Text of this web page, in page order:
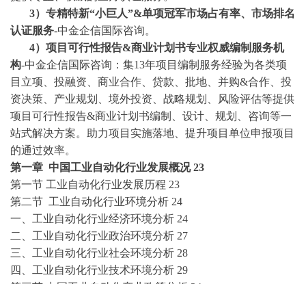
3）专精特新“小巨人”&单项冠军市场占有率、市场排名
认证服务-中金企信国际咨询。
4）项目可行性报告&商业计划书专业权威编制服务机
构-中金企信国际咨询：集13年项目编制服务经验为各类项
目立项、投融资、商业合作、贷款、批地、并购&合作、投
资决策、产业规划、境外投资、战略规划、风险评估等提供
项目可行性报告&商业计划书编制、设计、规划、咨询等一
站式解决方案。助力项目实施落地、提升项目单位申报项目
的通过效率。
第一章 中国工业自动化行业发展概况 23
第一节 工业自动化行业发展历程 23
第二节 工业自动化行业环境分析 24
一、 工业自动化行业经济环境分析 24
二、 工业自动化行业政治环境分析 27
三、 工业自动化行业社会环境分析 28
四、 工业自动化行业技术环境分析 29